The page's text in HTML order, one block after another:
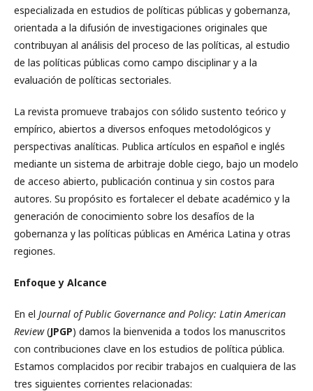
especializada en estudios de políticas públicas y gobernanza,
orientada a la difusión de investigaciones originales que
contribuyan al análisis del proceso de las políticas, al estudio
de las políticas públicas como campo disciplinar y a la
evaluación de políticas sectoriales.
La revista promueve trabajos con sólido sustento teórico y
empírico, abiertos a diversos enfoques metodológicos y
perspectivas analíticas. Publica artículos en español e inglés
mediante un sistema de arbitraje doble ciego, bajo un modelo
de acceso abierto, publicación continua y sin costos para
autores. Su propósito es fortalecer el debate académico y la
generación de conocimiento sobre los desafíos de la
gobernanza y las políticas públicas en América Latina y otras
regiones.
Enfoque y Alcance
En el Journal of Public Governance and Policy: Latin American
Review(JPGP) damos la bienvenida a todos los manuscritos
con contribuciones clave en los estudios de política pública.
Estamos complacidos por recibir trabajos en cualquiera de las
tres siguientes corrientes relacionadas: